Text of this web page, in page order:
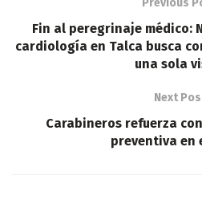
Fin al peregrinaje médico:
cardiología en Talca busca
una sola
Next
Carabineros refuerza
preventiva en